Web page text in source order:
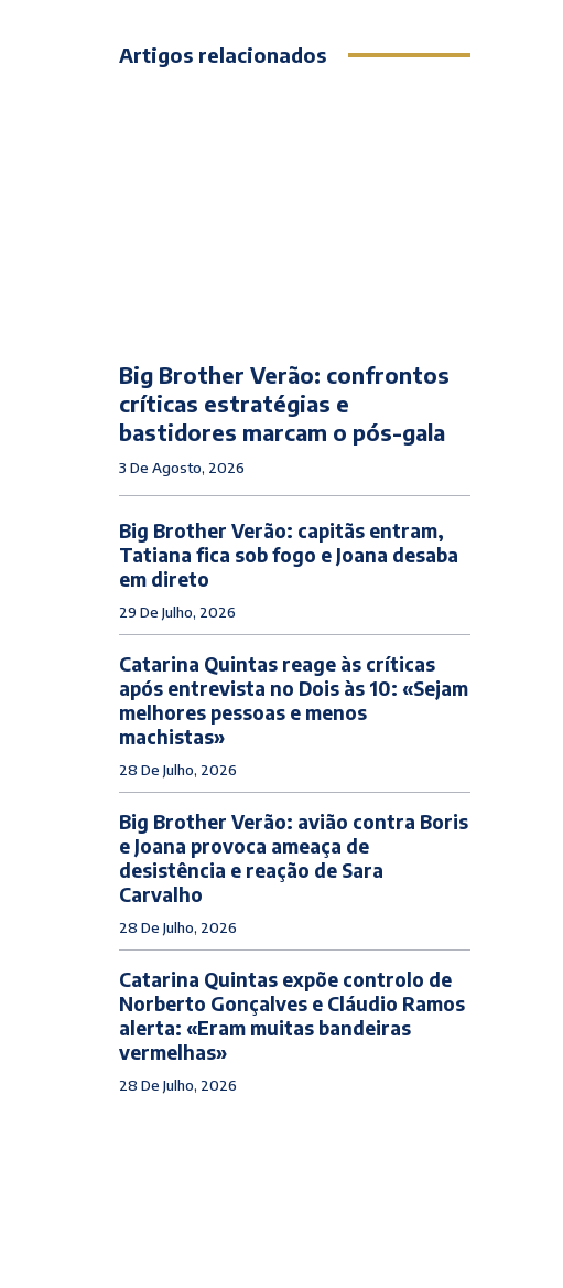
Artigos relacionados
Big Brother Verão: confrontos
críticas estratégias e
bastidores marcam o pós-gala
3 De Agosto, 2026
Big Brother Verão: capitãs entram,
Tatiana fica sob fogo e Joana desaba
em direto
29 De Julho, 2026
Catarina Quintas reage às críticas
após entrevista no Dois às 10: «Sejam
melhores pessoas e menos
machistas»
28 De Julho, 2026
Big Brother Verão: avião contra Boris
e Joana provoca ameaça de
desistência e reação de Sara
Carvalho
28 De Julho, 2026
Catarina Quintas expõe controlo de
Norberto Gonçalves e Cláudio Ramos
alerta: «Eram muitas bandeiras
vermelhas»
28 De Julho, 2026